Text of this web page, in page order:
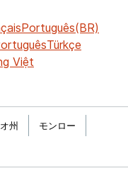
Português(BR)
Türkçe
Việt
州
モンロー